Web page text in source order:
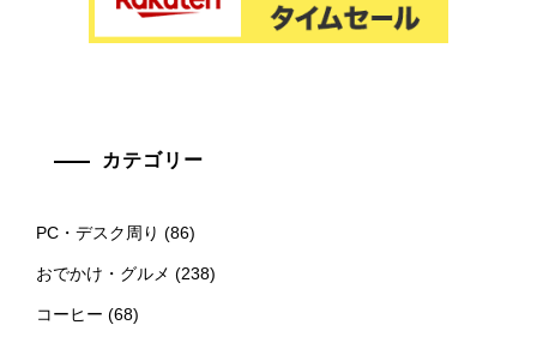
カテゴリー
PC・デスク周り (86)
おでかけ・グルメ (238)
コーヒー (68)